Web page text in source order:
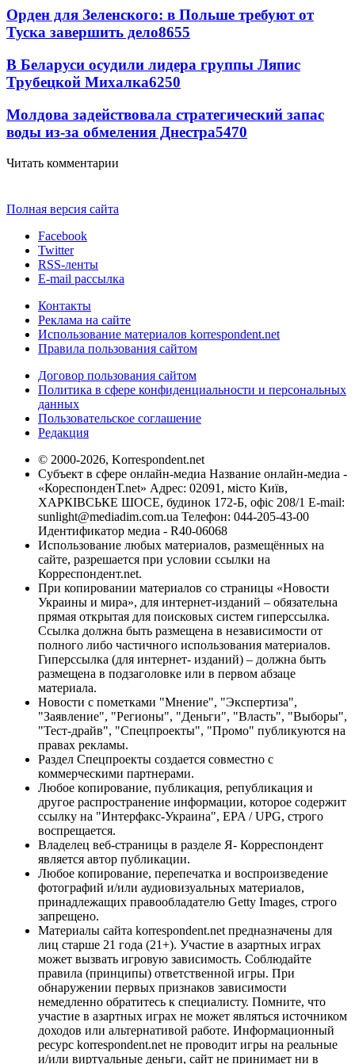
Орден для Зеленского: в Польше требуют от
Туска завершить дело8655
В Беларуси осудили лидера группы Ляпис
Трубецкой Михалка6250
Молдова задействовала стратегический запас
воды из-за обмеления Днестра5470
Читать комментарии
Полная версия сайта
Facebook
Twitter
RSS-ленты
E-mail рассылка
Контакты
Реклама на сайте
Использование материалов korrespondent.net
Правила пользования сайтом
Договор пользования сайтом
Политика в сфере конфиденциальности и персональных
данных
Пользовательское соглашение
Редакция
© 2000-2026, Korrespondent.net
Субъект в сфере онлайн-медиа Название онлайн-медиа -
«КореспонденТ.net» Адрес: 02091, місто Київ,
ХАРКІВСЬКЕ ШОСЕ, будинок 172-Б, офіс 208/1 E-mail:
sunlight@mediadim.com.ua Телефон: 044-205-43-00
Идентификатор медиа - R40-06068
Использование любых материалов, размещённых на
сайте, разрешается при условии ссылки на
Корреспондент.net.
При копировании материалов со страницы «Новости
Украины и мира», для интернет-изданий – обязательна
прямая открытая для поисковых систем гиперссылка.
Ссылка должна быть размещена в независимости от
полного либо частичного использования материалов.
Гиперссылка (для интернет- изданий) – должна быть
размещена в подзаголовке или в первом абзаце
материала.
Новости с пометками "Мнение", "Экспертиза",
"Заявление", "Регионы", "Деньги", "Власть", "Выборы",
"Тест-драйв", "Спецпроекты", "Промо" публикуются на
правах рекламы.
Раздел Спецпроекты создается совместно с
коммерческими партнерами.
Любое копирование, публикация, републикация и
другое распространение информации, которое содержит
ссылку на "Интерфакс-Украина", EPA / UPG, строго
воспрещается.
Владелец веб-страницы в разделе Я- Корреспондент
является автор публикации.
Любое копирование, перепечатка и воспроизведение
фотографий и/или аудиовизуальных материалов,
принадлежащих правообладателю Getty Images, строго
запрещено.
Материалы сайта korrespondent.net предназначены для
лиц старше 21 года (21+). Участие в азартных играх
может вызвать игровую зависимость. Соблюдайте
правила (принципы) ответственной игры. При
обнаружении первых признаков зависимости
немедленно обратитесь к специалисту. Помните, что
участие в азартных играх не может являться источником
доходов или альтернативой работе. Информационный
ресурс korrespondent.net не проводит игры на реальные
и/или виртуальные деньги, сайт не принимает ни в